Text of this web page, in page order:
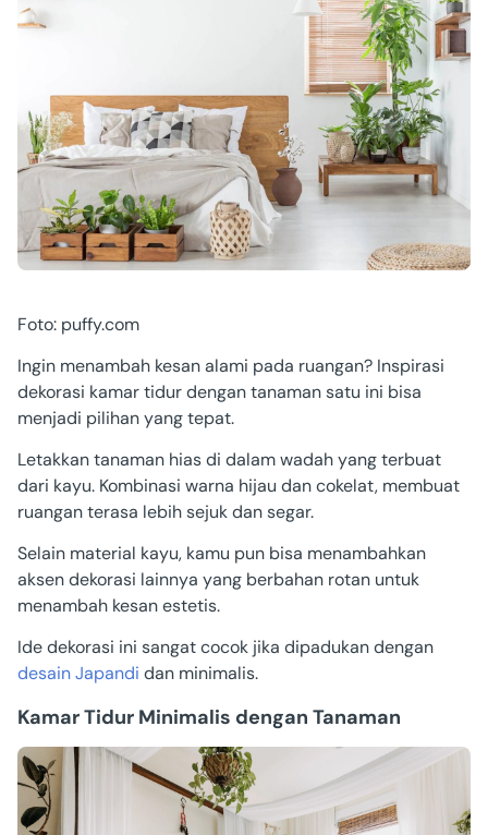
Foto: puffy.com
Ingin menambah kesan alami pada ruangan? Inspirasi
dekorasi kamar tidur dengan tanaman satu ini bisa
menjadi pilihan yang tepat.
Letakkan tanaman hias di dalam wadah yang terbuat
dari kayu. Kombinasi warna hijau dan cokelat, membuat
ruangan terasa lebih sejuk dan segar.
Selain material kayu, kamu pun bisa menambahkan
aksen dekorasi lainnya yang berbahan rotan untuk
menambah kesan estetis.
Ide dekorasi ini sangat cocok jika dipadukan dengan
desain Japandi dan minimalis.
Kamar Tidur Minimalis dengan Tanaman